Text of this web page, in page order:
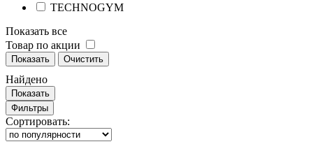
TECHNOGYM
Показать все
Товар по акции
Показать Очистить
Найдено
Показать
Фильтры
Сортировать: